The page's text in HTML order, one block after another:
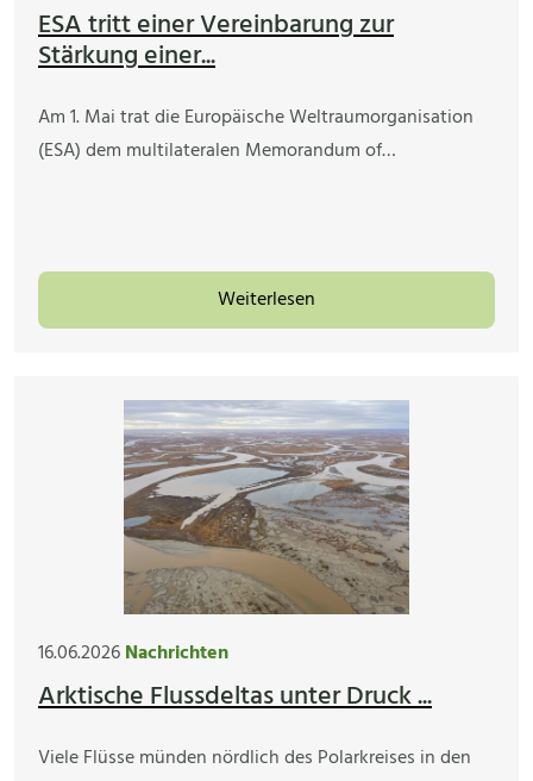
ESA tritt einer Vereinbarung zur
Stärkung einer...
Am 1. Mai trat die Europäische Weltraumorganisation
(ESA) dem multilateralen Memorandum of…
Weiterlesen
16.06.2026Nachrichten
Arktische Flussdeltas unter Druck ...
Viele Flüsse münden nördlich des Polarkreises in den